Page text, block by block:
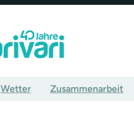
Wetter Zusammenarbeit